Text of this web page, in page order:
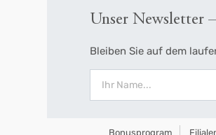
Unser Newsletter
Bleiben Sie auf dem
Bonusprogram